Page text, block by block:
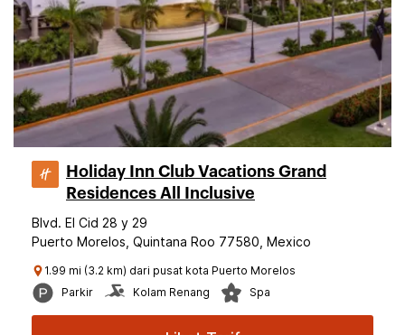
Holiday Inn Club Vacations Grand
Residences All Inclusive
Blvd. El Cid 28 y 29
Puerto Morelos, Quintana Roo 77580, Mexico
1.99 mi (3.2 km) dari pusat kota Puerto Morelos
Parkir
Kolam Renang Spa